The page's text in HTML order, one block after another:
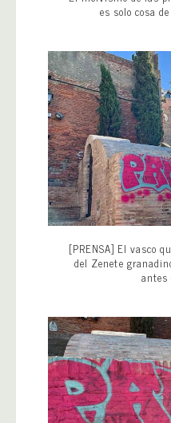
es solo cosa
[PRENSA] El vasco
del Zenete
antes